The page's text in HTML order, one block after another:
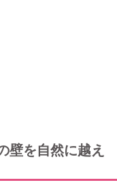
壁を自然に越え